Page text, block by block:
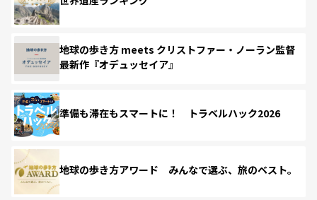
地球の歩き方 meets クリストファー・ノーラン監督
最新作『オデュッセイア』
準備も滞在もスマートに！ トラベルハック2026
地球の歩き方アワード みんなで選ぶ、旅のベスト。